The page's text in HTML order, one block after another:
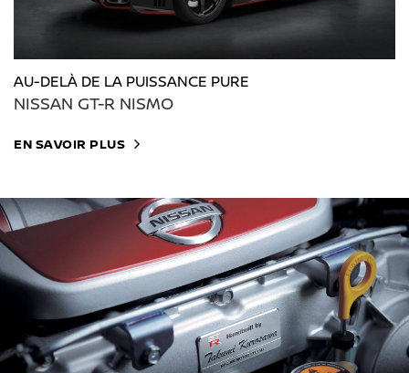
AU-DELÀ DE LA PUISSANCE PURE
NISSAN GT-R NISMO
EN SAVOIR PLUS